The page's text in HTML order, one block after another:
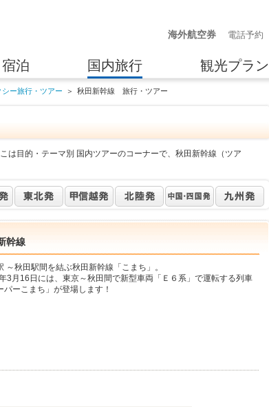
海外航空券
電話予約
泊 国内旅行 観光プラン
ー旅行・ツアー ＞ 秋田新幹線 旅行・ツアー
は目的・テーマ別 国内ツアーのコーナーで、秋田新幹線（ツア
幹線
～秋田駅間を結ぶ秋田新幹線「こまち」。
3月16日には、東京～秋田間で新型車両「Ｅ６系」で運転する列車
パーこまち」が登場します！